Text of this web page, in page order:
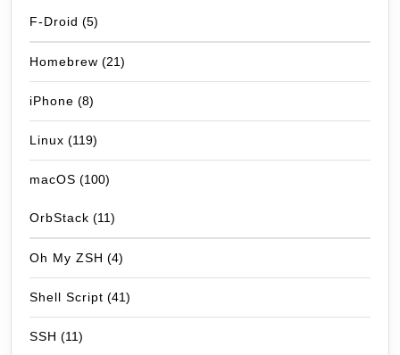
F-Droid (5)
Homebrew (21)
iPhone (8)
Linux (119)
macOS (100)
OrbStack (11)
Oh My ZSH (4)
Shell Script (41)
SSH (11)